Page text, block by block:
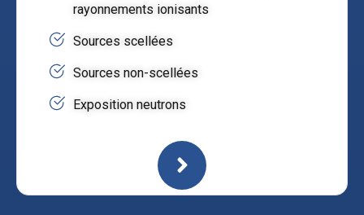
rayonnements ionisants
Sources scellées
Sources non-scellées
Exposition neutrons